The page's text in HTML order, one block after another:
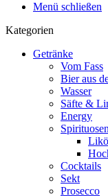
Menü schließen
Kategorien
Getränke
Vom Fass
Bier aus
Wasser
Säfte &
Energy
Spirituosen
Cocktails
Sekt
Prosecco